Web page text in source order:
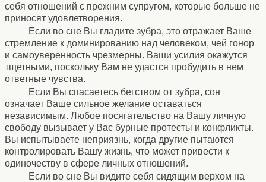
себя отношений с прежним супругом, которые больше не
приносят удовлетворения.
Если во сне Вы гладите зубра, это отражает Ваше
стремление к доминированию над человеком, чей гонор
и самоуверенность чрезмерны. Ваши усилия окажутся
тщетными, поскольку Вам не удастся пробудить в нем
ответные чувства.
Если Вы спасаетесь бегством от зубра, сон
означает Ваше сильное желание оставаться
независимым. Любое посягательство на Вашу личную
свободу вызывает у Вас бурные протесты и конфликты.
Вы испытываете неприязнь, когда другие пытаются
контролировать Вашу жизнь, что может привести к
одиночеству в сфере личных отношений.
Если во сне Вы видите себя сидящим верхом на